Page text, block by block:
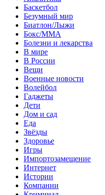
Баскетбол
Безумный мир
Биатлон/Лыжи
Бокс/MMA
Болезни и лекарства
В мире
В России
Вещи
Военные новости
Волейбол
Гаджеты
Дети
Дом и сад
Еда
Звёзды
Здоровье
Игры
Импортозамещение
Интернет
Истории
Компании